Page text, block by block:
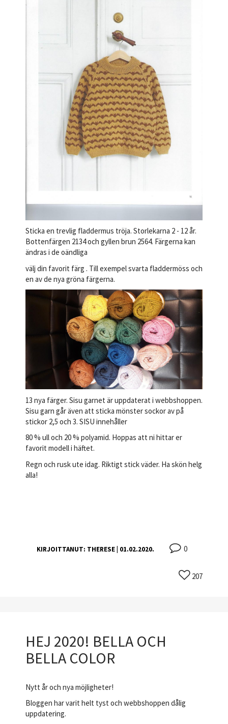
Sticka en trevlig fladdermus tröja. Storlekarna 2 - 12 år.
Bottenfärgen 2134 och gyllen brun 2564. Färgerna kan
ändras i de oändliga
välj din favorit färg . Till exempel svarta fladdermöss och
en av de nya gröna färgerna.
13 nya färger. Sisu garnet är uppdaterat i webbshoppen.
Sisu garn går även att sticka mönster sockor av på
stickor 2,5 och 3. SISU innehåller
80 % ull och 20 % polyamid. Hoppas att ni hittar er
favorit modell i häftet.
Regn och rusk ute idag. Riktigt stick väder. Ha skön helg
alla!
KIRJOITTANUT: THERESE | 01.02.2020. 0
207
HEJ 2020! BELLA OCH
BELLA COLOR
Nytt år och nya möjligheter!
Bloggen har varit helt tyst och webbshoppen dålig
uppdatering.